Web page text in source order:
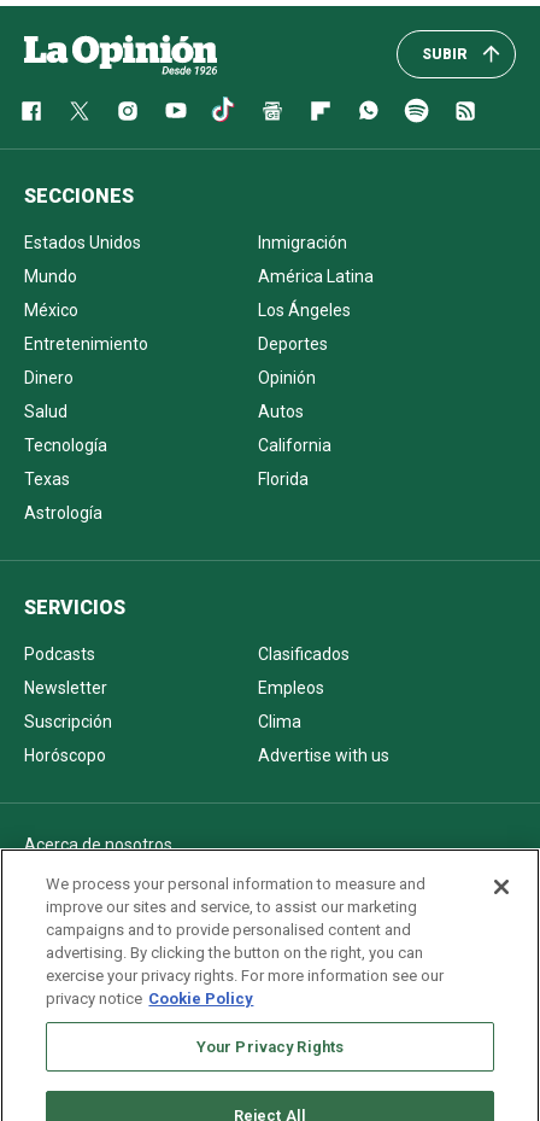
SUBIR
SECCIONES
Estados Unidos
Inmigración
Mundo
América Latina
México
Los Ángeles
Entretenimiento
Deportes
Dinero
Opinión
Salud
Autos
Tecnología
California
Texas
Florida
Astrología
SERVICIOS
Podcasts
Clasificados
Newsletter
Empleos
Suscripción
Clima
Horóscopo
Advertise with us
Acerca de nosotros
Politica de privacidad
Pautas Editoriales
AdChoices
Advertise with us
Newsletters
We process your personal information to measure and
improve our sites and service, to assist our marketing
campaigns and to provide personalised content and
advertising. By clicking the button on the right, you can
exercise your privacy rights. For more information see our
privacy notice Cookie Policy
Your Privacy Rights
Reject All